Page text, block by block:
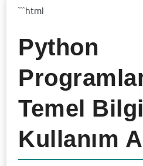
```html
Python
Temel
Kullanım